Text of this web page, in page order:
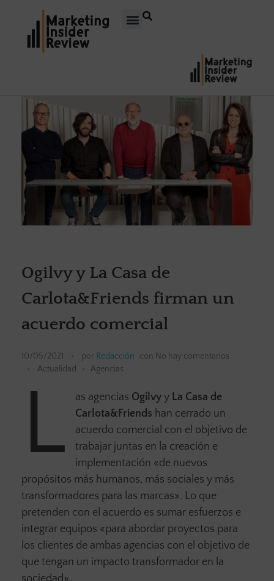
Ogilvy y La Casa de
Carlota&Friends firman un
acuerdo comercial
10/05/2021 por Redacción con No hay comentarios
Actualidad
Agencias
L as agencias Ogilvy y La Casa de
Carlota&Friends han cerrado un
acuerdo comercial con el objetivo de
trabajar juntas en la creación e
implementación «de nuevos
propósitos más humanos, más sociales y más
transformadores para las marcas». Lo que
pretenden con el acuerdo es sumar esfuerzos e
integrar equipos «para abordar proyectos para
los clientes de ambas agencias con el objetivo de
que tengan un impacto transformador en la